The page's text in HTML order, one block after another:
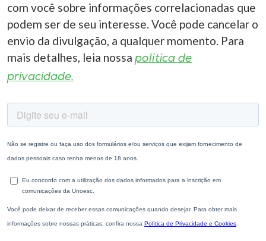
com você sobre informações correlacionadas que
podem ser de seu interesse. Você pode cancelar o
envio da divulgação, a qualquer momento. Para
mais detalhes, leia nossa política de
privacidade.